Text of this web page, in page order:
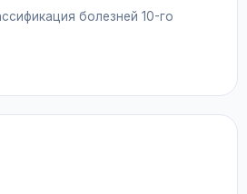
болезней 10-го